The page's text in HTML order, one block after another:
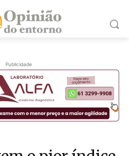
Publicidade